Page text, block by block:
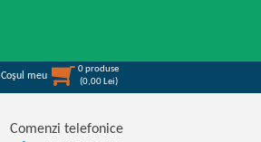
Coşul meu
0produse
(0,00 Lei)
Comenzi telefonice